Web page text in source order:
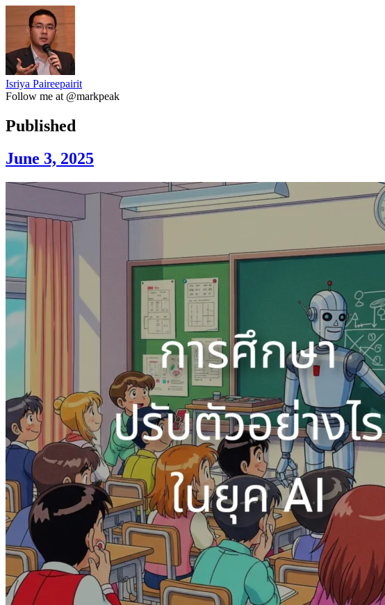
Isriya Paireepairit
Follow me at @markpeak
Published
June 3, 2025